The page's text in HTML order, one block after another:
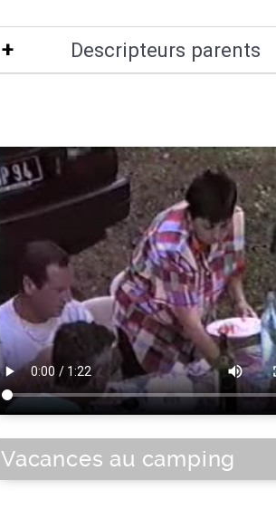
Descripteurs parents
Vacances au camping